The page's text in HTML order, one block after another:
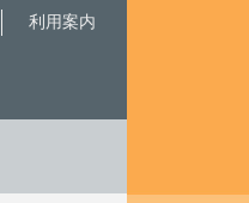
利用案内